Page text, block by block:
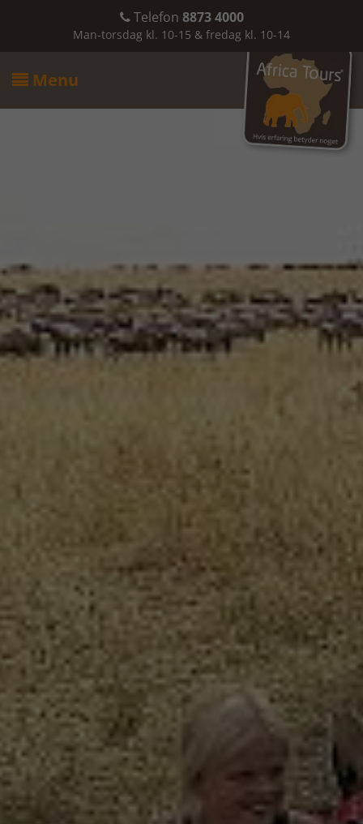
Telefon 8873 4000
Man-torsdag kl. 10-15 & fredag kl. 10-14
 Menu